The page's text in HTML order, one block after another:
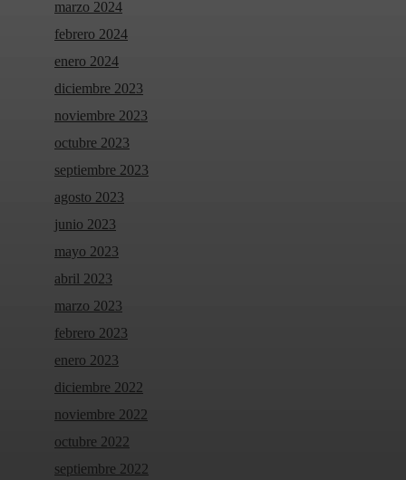
marzo 2024
febrero 2024
enero 2024
diciembre 2023
noviembre 2023
octubre 2023
septiembre 2023
agosto 2023
junio 2023
mayo 2023
abril 2023
marzo 2023
febrero 2023
enero 2023
diciembre 2022
noviembre 2022
octubre 2022
septiembre 2022